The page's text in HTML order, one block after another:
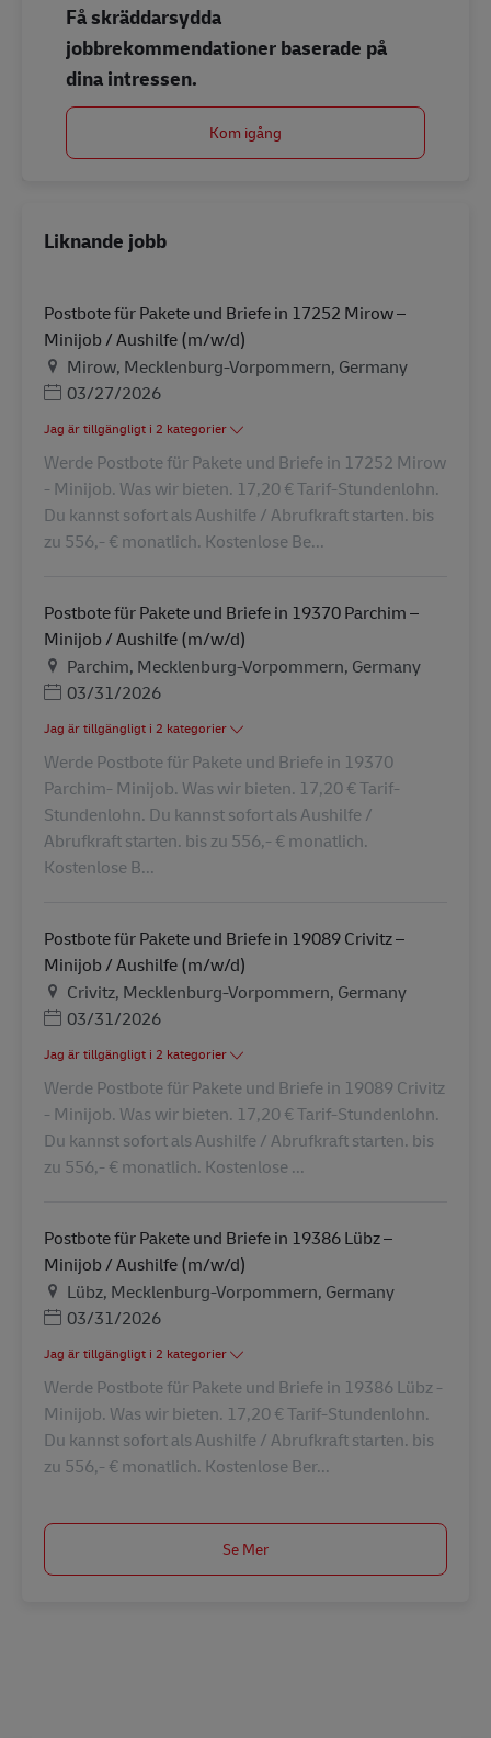
Få skräddarsydda
jobbrekommendationer baserade på
dina intressen.
Kom igång
Liknande jobb
Postbote für Pakete und Briefe in 17252 Mirow –
Minijob / Aushilfe (m/w/d)
PlatsMirow, Mecklenburg-Vorpommern, Germany
Posted Date
03/27/2026
Jag är tillgängligt i 2 kategorier
Werde Postbote für Pakete und Briefe in 17252 Mirow
- Minijob. Was wir bieten. 17,20 € Tarif-Stundenlohn.
Du kannst sofort als Aushilfe / Abrufkraft starten. bis
zu 556,- € monatlich. Kostenlose Be...
Postbote für Pakete und Briefe in 19370 Parchim –
Minijob / Aushilfe (m/w/d)
PlatsParchim, Mecklenburg-Vorpommern, Germany
Posted Date
03/31/2026
Jag är tillgängligt i 2 kategorier
Werde Postbote für Pakete und Briefe in 19370
Parchim- Minijob. Was wir bieten. 17,20 € Tarif-
Stundenlohn. Du kannst sofort als Aushilfe /
Abrufkraft starten. bis zu 556,- € monatlich.
Kostenlose B...
Postbote für Pakete und Briefe in 19089 Crivitz –
Minijob / Aushilfe (m/w/d)
PlatsCrivitz, Mecklenburg-Vorpommern, Germany
Posted Date
03/31/2026
Jag är tillgängligt i 2 kategorier
Werde Postbote für Pakete und Briefe in 19089 Crivitz
- Minijob. Was wir bieten. 17,20 € Tarif-Stundenlohn.
Du kannst sofort als Aushilfe / Abrufkraft starten. bis
zu 556,- € monatlich. Kostenlose ...
Postbote für Pakete und Briefe in 19386 Lübz –
Minijob / Aushilfe (m/w/d)
PlatsLübz, Mecklenburg-Vorpommern, Germany
Posted Date
03/31/2026
Jag är tillgängligt i 2 kategorier
Werde Postbote für Pakete und Briefe in 19386 Lübz -
Minijob. Was wir bieten. 17,20 € Tarif-Stundenlohn.
Du kannst sofort als Aushilfe / Abrufkraft starten. bis
zu 556,- € monatlich. Kostenlose Ber...
Se Mer